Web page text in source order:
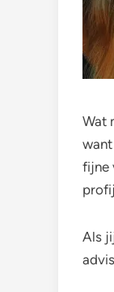
Wat
fijne
Als